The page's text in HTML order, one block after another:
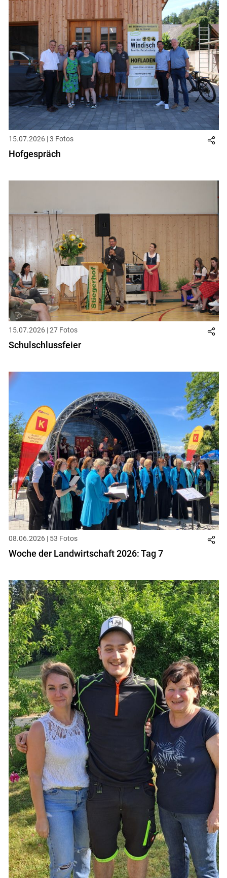
15.07.2026 | 3 Fotos
Hofgespräch
15.07.2026 | 27 Fotos
Schulschlussfeier
08.06.2026 | 53 Fotos
Woche der Landwirtschaft 2026: Tag 7